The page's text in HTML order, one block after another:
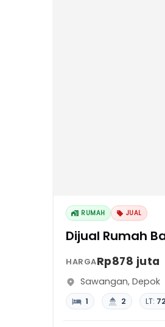
RUMAH JUAL
Dijual Rumah
HARGARp878 juta
Sawangan, Depok
1 2 LT: